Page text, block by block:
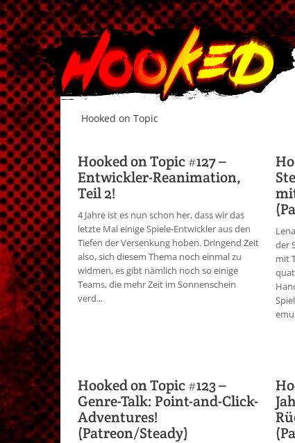
Hooked on Topic
Hooked on Topic #127 –
Entwickler-Reanimation,
Teil 2!
4 Jahre ist es nun schon her, dass wir das
letzte Mal einige Spiele-Entwickler aus den
Tiefen der Versenkung hoben. Dringend Zeit
also, sich diesem Thema noch einmal zu
widmen, es gibt nämlich noch so einige
Teams, die mehr Zeit im Sonnenschein
verd...
der
mit
Hooked on Topic #123 –
Genre-Talk: Point-and-Click-
Adventures!
(Patreon/Steady)